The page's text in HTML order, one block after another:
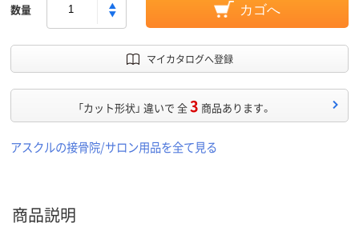
数量 カゴへ
マイカタログへ登録
「カット形状」 違いで 全3 商品あります。
アスクルの接骨院/サロン用品を全て見る
商品説明